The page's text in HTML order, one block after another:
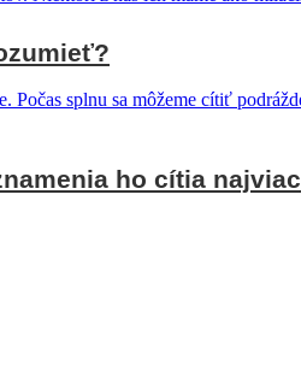
ho cítia najviac